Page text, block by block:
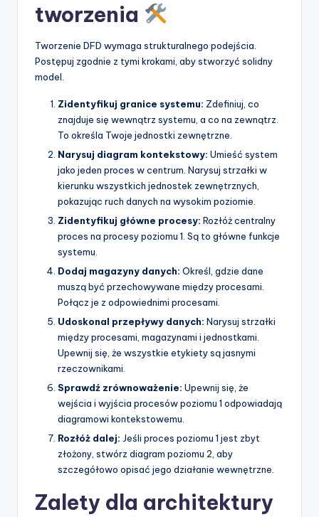
tworzenia
Tworzenie DFD wymaga strukturalnego podejścia.
Postępuj zgodnie z tymi krokami, aby stworzyć solidny
model.
Zidentyfikuj granice systemu: Zdefiniuj, co
znajduje się wewnątrz systemu, a co na zewnątrz.
To określa Twoje jednostki zewnętrzne.
Narysuj diagram kontekstowy: Umieść system
jako jeden proces w centrum. Narysuj strzałki w
kierunku wszystkich jednostek zewnętrznych,
pokazując ruch danych na wysokim poziomie.
Zidentyfikuj główne procesy: Rozłóż centralny
proces na procesy poziomu 1. Są to główne funkcje
systemu.
Dodaj magazyny danych: Określ, gdzie dane
muszą być przechowywane między procesami.
Połącz je z odpowiednimi procesami.
Udoskonal przepływy danych: Narysuj strzałki
między procesami, magazynami i jednostkami.
Upewnij się, że wszystkie etykiety są jasnymi
rzeczownikami.
Sprawdź zrównoważenie: Upewnij się, że
wejścia i wyjścia procesów poziomu 1 odpowiadają
diagramowi kontekstowemu.
Rozłóż dalej: Jeśli proces poziomu 1 jest zbyt
złożony, stwórz diagram poziomu 2, aby
szczegółowo opisać jego działanie wewnętrzne.
Zalety dla architektury